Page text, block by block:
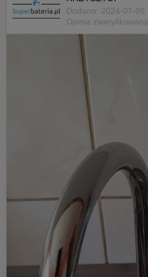
Dodano: 2024-07-06
Opinia zweryfikowana